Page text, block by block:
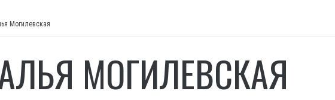
Могилевская
МОГИЛЕВСКАЯ